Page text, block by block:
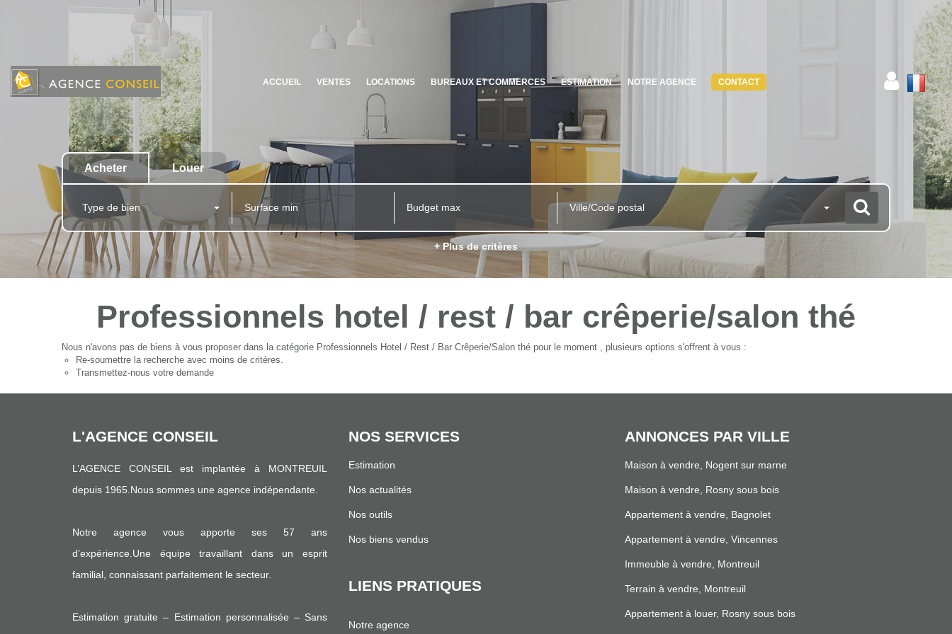
ACCUEIL VENTES LOCATIONS BUREAUX ET COMMERCES ESTIMATION NOTRE AGENCE CONTACT
Acheter Louer
Type de bien Ville/Code postal
+ Plus de critères
Professionnels hotel / rest / bar crêperie/salon thé
Nous n'avons pas de biens à vous proposer dans la catégorie Professionnels Hotel / Rest / Bar Crêperie/Salon thé pour le moment , plusieurs options s'offrent à vous :
Re-soumettre la recherche avec moins de critères.
Transmettez-nous votre demande
L'AGENCE CONSEIL
L’AGENCE CONSEIL est implantée à MONTREUIL
depuis 1965.Nous sommes une agence indépendante.
Notre agence vous apporte ses 57 ans
d’expérience.Une équipe travaillant dans un esprit
familial, connaissant parfaitement le secteur.
Estimation gratuite – Estimation personnalisée – Sans
NOS SERVICES
Estimation
Nos actualités
Nos outils
Nos biens vendus
LIENS PRATIQUES
Notre agence
ANNONCES PAR VILLE
Maison à vendre, Nogent sur marne
Maison à vendre, Rosny sous bois
Appartement à vendre, Bagnolet
Appartement à vendre, Vincennes
Immeuble à vendre, Montreuil
Terrain à vendre, Montreuil
Appartement à louer, Rosny sous bois